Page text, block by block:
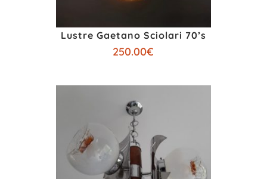
Lustre Gaetano Sciolari 70’s
250.00€